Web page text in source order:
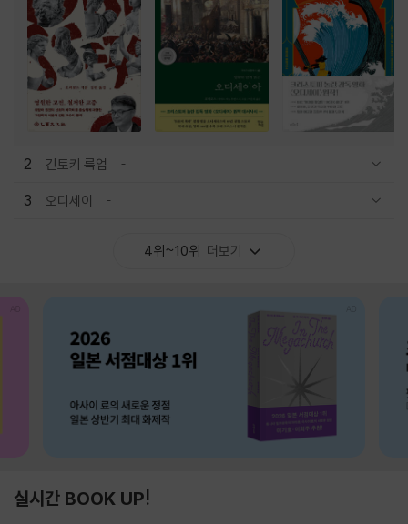
2 긴토키 룩업
3 오디세이
4위~10위 더보기
실시간 BOOK UP!